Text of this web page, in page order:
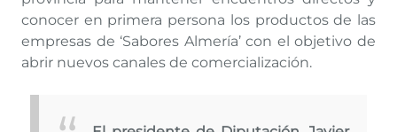
conocer en primera persona los productos de las
empresas de ‘Sabores Almería’ con el objetivo de
abrir nuevos canales de comercialización.